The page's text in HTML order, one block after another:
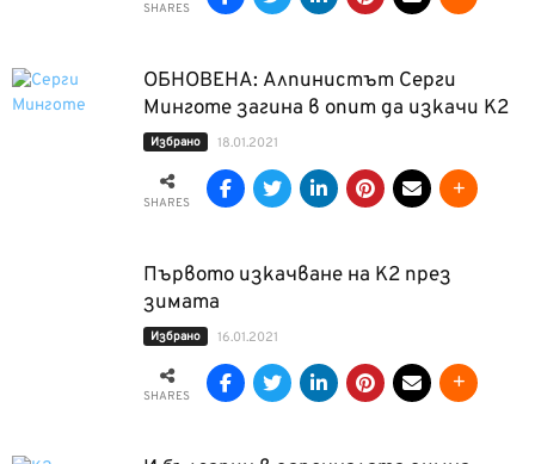
SHARES
ОБНОВЕНА: Алпинистът Серги
Минготе загина в опит да изкачи К2
Избрано 18.01.2021
SHARES
Първото изкачване на К2 през
зимата
Избрано 16.01.2021
SHARES